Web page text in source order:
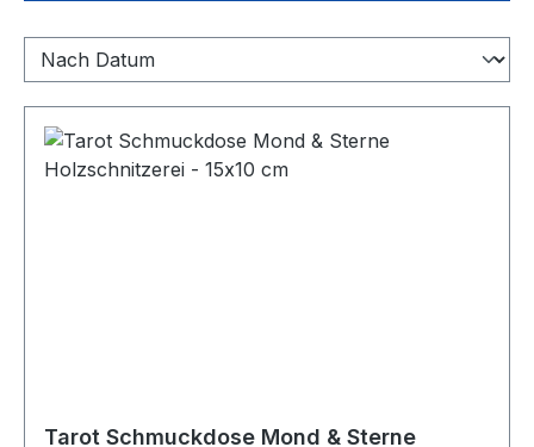
Tarot Schmuckdose Mond & Sterne